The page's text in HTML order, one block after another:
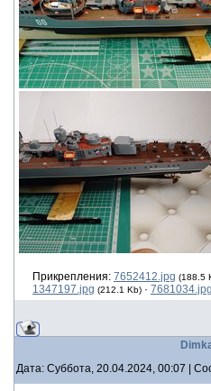
Прикрепления: 7652412.jpg (188.5
1347197.jpg (212.1 Kb) · 7681034.jpg
Дата: Суббота, 20.04.2024, 00:07 |